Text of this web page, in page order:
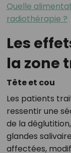
Quelle
radiothérapie ?
Les
la zone
Tête et cou
Les patients
ressentir une
de la
glandes
affectées,